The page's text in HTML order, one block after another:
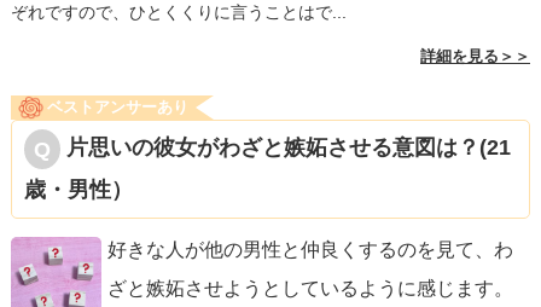
ぞれですので、ひとくくりに言うことはで...
詳細を見る＞＞
ベストアンサーあり
片思いの彼女がわざと嫉妬させる意図は？(21
歳・男性）
好きな人が他の男性と仲良くするのを見て、わ
ざと嫉妬させようとしているように感じます。